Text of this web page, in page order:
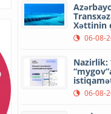
Xəttinin
06-08-
Nazirlik:
06-08-